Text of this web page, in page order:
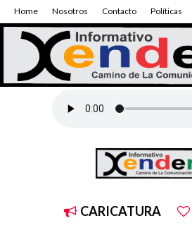
Home Nosotros Contacto Políticas
CARICATURA